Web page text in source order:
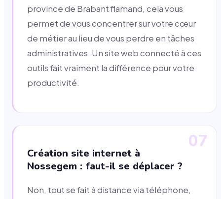
province de Brabant flamand, cela vous
permet de vous concentrer sur votre cœur
de métier au lieu de vous perdre en tâches
administratives. Un site web connecté à ces
outils fait vraiment la différence pour votre
productivité.
07
Création site internet à
Nossegem : faut-il se déplacer ?
Non, tout se fait à distance via téléphone,